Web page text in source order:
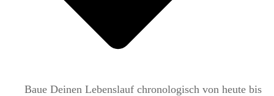
Baue Deinen Lebenslauf chronologisch von heute bis